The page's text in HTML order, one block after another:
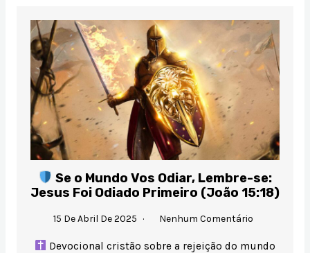
Se o Mundo Vos Odiar, Lembre-se:
Jesus Foi Odiado Primeiro (João 15:18)
15 De Abril De 2025 Nenhum Comentário
Devocional cristão sobre a rejeição do mundo